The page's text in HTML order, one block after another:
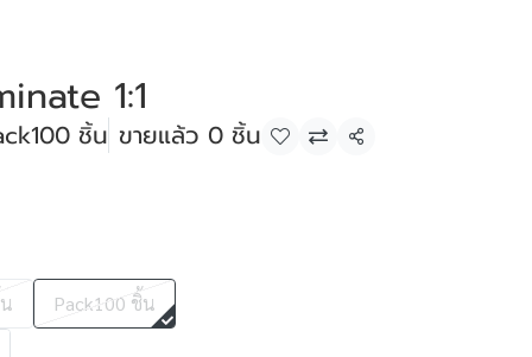
1:1
ชิ้น ขายแล้ว 0 ชิ้น
แชร์
Pack100 ชิ้น